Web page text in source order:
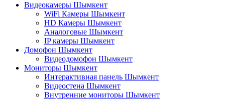
Видеокамеры Шымкент
WiFi Камеры Шымкент
HD Камеры Шымкент
Аналоговые Шымкент
IP камеры Шымкент
Домофон Шымкент
Видеодомофон Шымкент
Мониторы Шымкент
Интерактивная панель Шымкент
Видеостена Шымкент
Внутренние мониторы Шымкент